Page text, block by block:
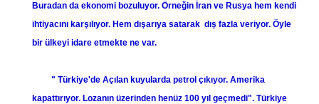
Buradan da ekonomi bozuluyor. Örneğin İran ve Rusya hem kendi
ihtiyacını karşılıyor. Hem dışarıya satarak dış fazla veriyor. Öyle
bir ülkeyi idare etmekte ne var.
" Türkiye'de Açılan kuyularda petrol çıkıyor. Amerika
kapattırıyor. Lozanın üzerinden henüz 100 yıl geçmedi". Türkiye